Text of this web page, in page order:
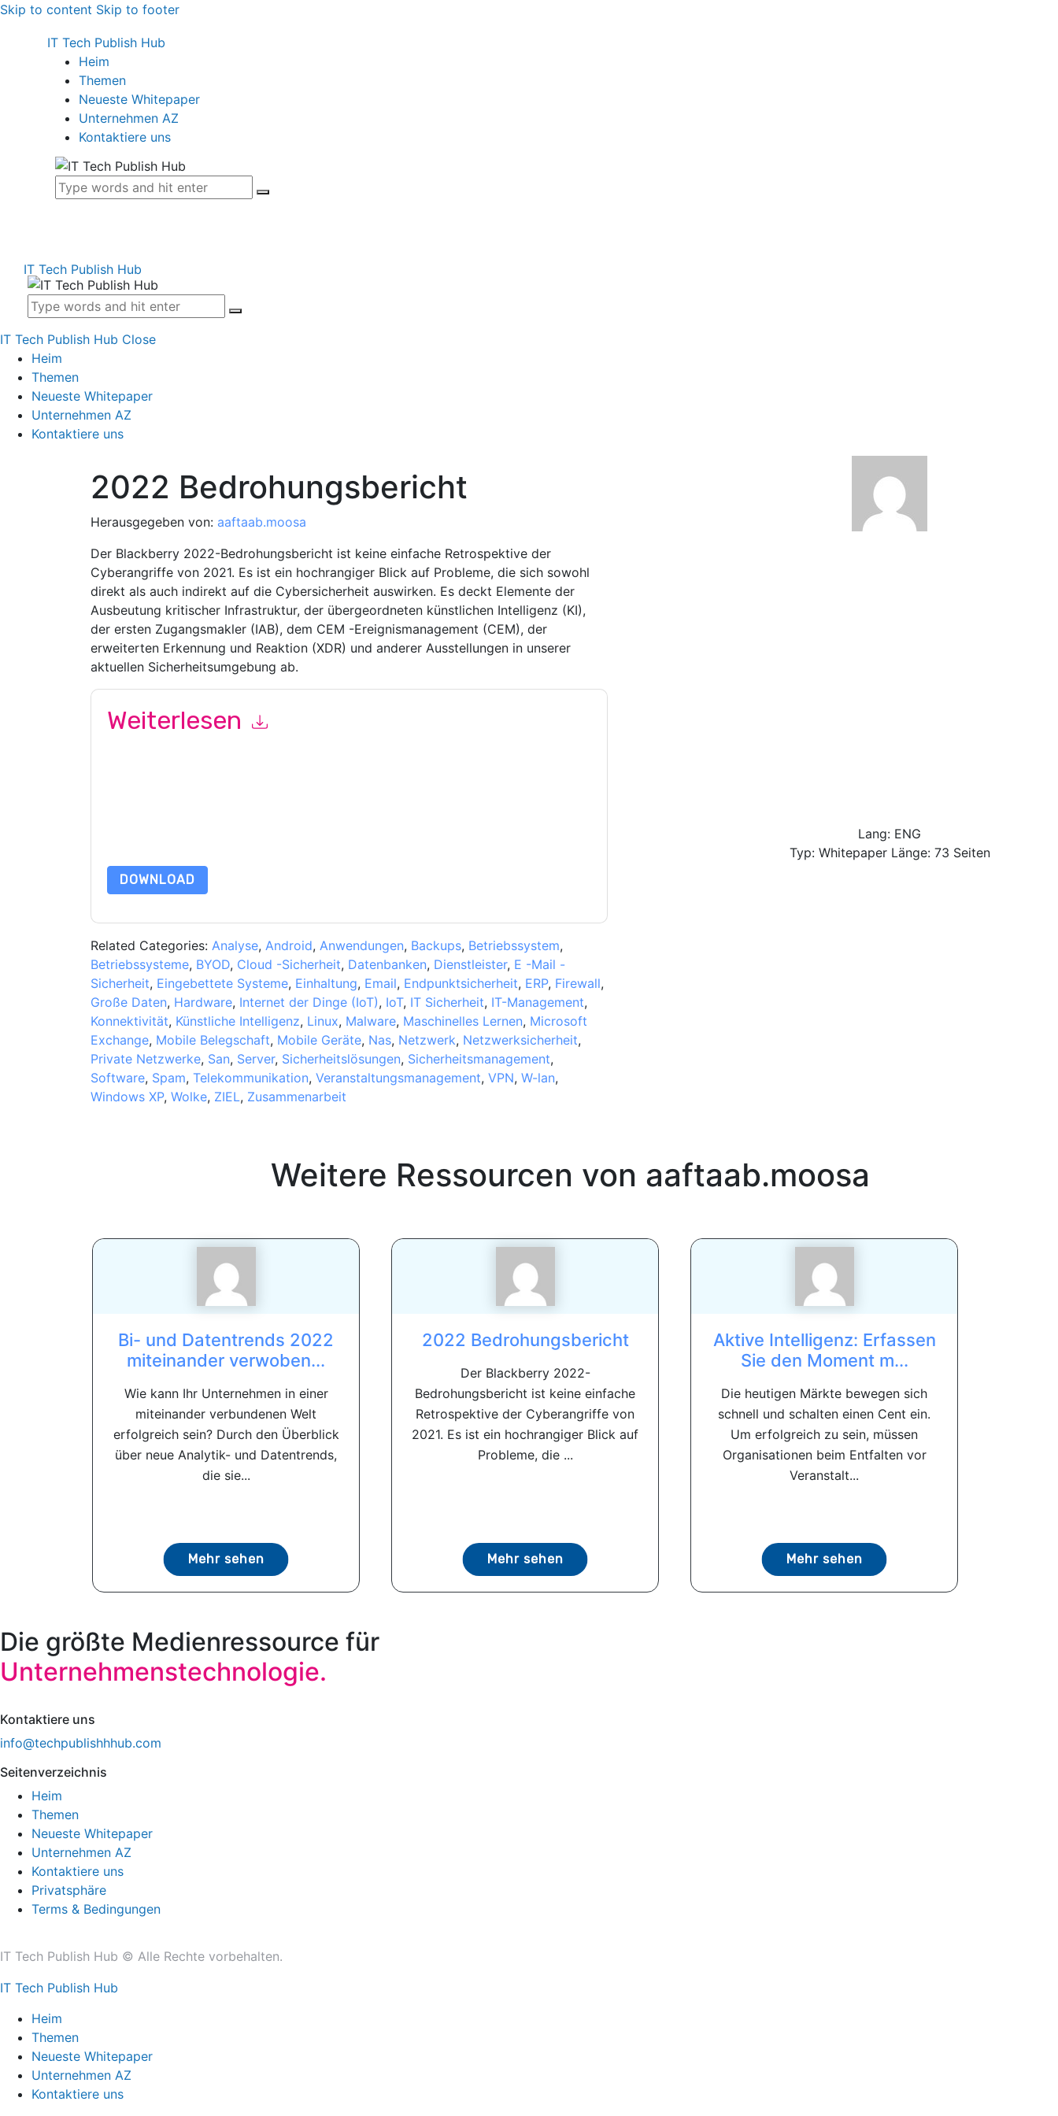
Skip to content Skip to footer
IT Tech Publish Hub
Heim
Themen
Neueste Whitepaper
Unternehmen AZ
Kontaktiere uns
IT Tech Publish Hub
IT Tech Publish Hub Close
Heim
Themen
Neueste Whitepaper
Unternehmen AZ
Kontaktiere uns
2022 Bedrohungsbericht
Herausgegeben von: aaftaab.moosa
Der Blackberry 2022-Bedrohungsbericht ist keine einfache Retrospektive der
Cyberangriffe von 2021. Es ist ein hochrangiger Blick auf Probleme, die sich sowohl
direkt als auch indirekt auf die Cybersicherheit auswirken. Es deckt Elemente der
Ausbeutung kritischer Infrastruktur, der übergeordneten künstlichen Intelligenz (KI),
der ersten Zugangsmakler (IAB), dem CEM -Ereignismanagement (CEM), der
erweiterten Erkennung und Reaktion (XDR) und anderer Ausstellungen in unserer
aktuellen Sicherheitsumgebung ab.
Weiterlesen
DOWNLOAD
Related Categories: Analyse, Android, Anwendungen, Backups, Betriebssystem,
Betriebssysteme, BYOD, Cloud -Sicherheit, Datenbanken, Dienstleister, E -Mail -
Sicherheit, Eingebettete Systeme, Einhaltung, Email, Endpunktsicherheit, ERP, Firewall,
Große Daten, Hardware, Internet der Dinge (IoT), IoT, IT Sicherheit, IT-Management,
Konnektivität, Künstliche Intelligenz, Linux, Malware, Maschinelles Lernen, Microsoft
Exchange, Mobile Belegschaft, Mobile Geräte, Nas, Netzwerk, Netzwerksicherheit,
Private Netzwerke, San, Server, Sicherheitslösungen, Sicherheitsmanagement,
Software, Spam, Telekommunikation, Veranstaltungsmanagement, VPN, W-lan,
Windows XP, Wolke, ZIEL, Zusammenarbeit
Lang: ENG
Typ: Whitepaper Länge: 73 Seiten
Weitere Ressourcen von aaftaab.moosa
Bi- und Datentrends 2022
miteinander verwoben...
Wie kann Ihr Unternehmen in einer
miteinander verbundenen Welt
erfolgreich sein? Durch den Überblick
über neue Analytik- und Datentrends,
die sie...
Mehr sehen
2022 Bedrohungsbericht
Der Blackberry 2022-
Bedrohungsbericht ist keine einfache
Retrospektive der Cyberangriffe von
2021. Es ist ein hochrangiger Blick auf
Probleme, die ...
Mehr sehen
Aktive Intelligenz: Erfassen
Sie den Moment m...
Die heutigen Märkte bewegen sich
schnell und schalten einen Cent ein.
Um erfolgreich zu sein, müssen
Organisationen beim Entfalten vor
Veranstalt...
Mehr sehen
Die größte Medienressource für
Unternehmenstechnologie.
Kontaktiere uns
info@techpublishhhub.com
Seitenverzeichnis
Heim
Themen
Neueste Whitepaper
Unternehmen AZ
Kontaktiere uns
Privatsphäre
Terms & Bedingungen
IT Tech Publish Hub © Alle Rechte vorbehalten.
IT Tech Publish Hub
Heim
Themen
Neueste Whitepaper
Unternehmen AZ
Kontaktiere uns